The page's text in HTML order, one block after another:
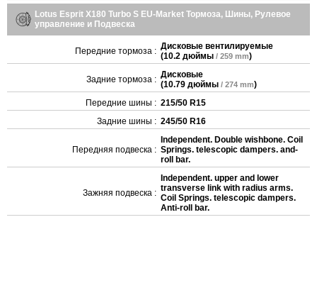
Lotus Esprit X180 Turbo S EU-Market Тормоза, Шины, Рулевое
управление и Подвеска
Передние тормоза : Дисковые вентилируемые
(10.2 дюймы / 259 mm)
Задние тормоза : Дисковые
(10.79 дюймы / 274 mm)
Передние шины : 215/50 R15
Задние шины : 245/50 R16
Передняя подвеска :
Independent. Double wishbone. Coil
Springs. telescopic dampers. and-
roll bar.
Зажняя подвеска :
Independent. upper and lower
transverse link with radius arms.
Coil Springs. telescopic dampers.
Anti-roll bar.